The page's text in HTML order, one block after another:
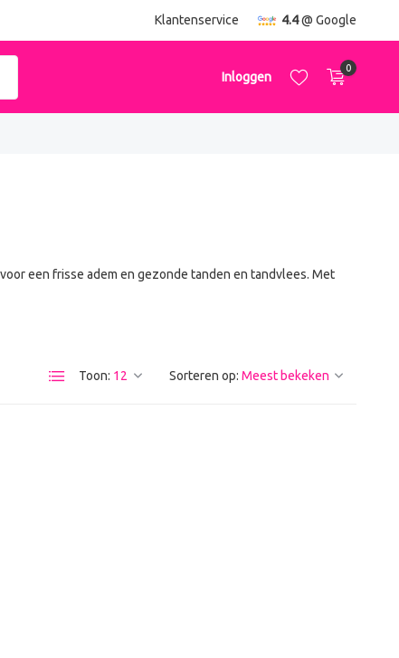
Klantenservice 4.4@ Google
Inloggen
0
een frisse adem en gezonde tanden en tandvlees. Met
Toon: Sorteren op: